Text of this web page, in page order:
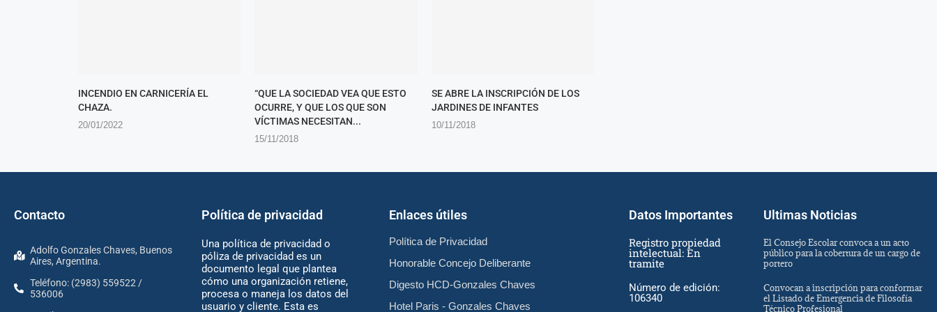
INCENDIO EN CARNICERÍA EL
CHAZA.
20/01/2022
“QUE LA SOCIEDAD VEA QUE ESTO
OCURRE, Y QUE LOS QUE SON
VÍCTIMAS NECESITAN...
15/11/2018
SE ABRE LA INSCRIPCIÓN DE LOS
JARDINES DE INFANTES
10/11/2018
Contacto
Adolfo Gonzales Chaves, Buenos
Aires, Argentina.
Teléfono: (2983) 559522 /
536006
Política de privacidad
Una política de privacidad o
póliza de privacidad es un
documento legal que plantea
cómo una organización retiene,
procesa o maneja los datos del
usuario y cliente. Esta es
Enlaces útiles
Política de Privacidad
Honorable Concejo Deliberante
Digesto HCD-Gonzales Chaves
Hotel Paris - Gonzales Chaves
Datos Importantes
Registro propiedad
intelectual: En
tramite
Número de edición:
106340
Ultimas Noticias
El Consejo Escolar convoca a un acto
público para la cobertura de un cargo de
portero
Convocan a inscripción para conformar
el Listado de Emergencia de Filosofía
Técnico Profesional